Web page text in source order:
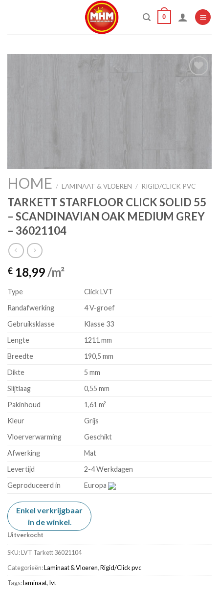
0
HOME / LAMINAAT & VLOEREN / RIGID/CLICK PVC
TARKETT STARFLOOR CLICK SOLID 55
– SCANDINAVIAN OAK MEDIUM GREY
– 36021104
€ 18,99 /m²
Type
Click LVT
Randafwerking
4 V-groef
Gebruiksklasse
Klasse 33
Lengte
1211 mm
Breedte
190,5 mm
Dikte
5 mm
Slijtlaag
0,55 mm
Pakinhoud
1,61 m²
Kleur
Grijs
Vloerverwarming
Geschikt
Afwerking
Mat
Levertijd
2-4 Werkdagen
Geproduceerd in
Europa
Enkel verkrijgbaar
in de winkel
Uitverkocht
SKU:LVT Tarkett 36021104
Categorieën:Laminaat & Vloeren,Rigid/Click pvc
Tags:laminaat,lvt